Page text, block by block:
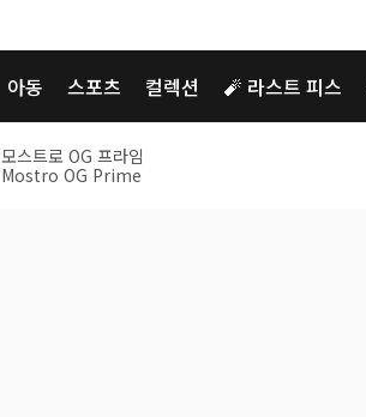
아동 스포츠 컬렉션 🧨 라스트 피스
모스트로 OG 프라임
Mostro OG Prime